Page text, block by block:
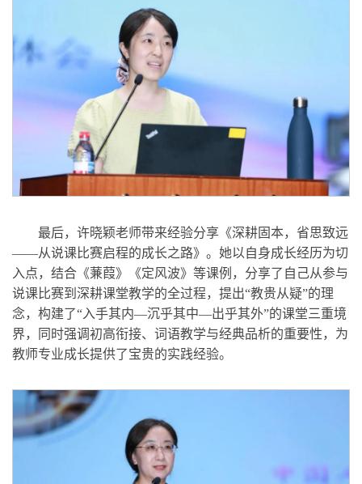
最后，许晓颖老师带来经验分享《深耕固本，省思致远
——从说课比赛启程的成长之路》。她以自身成长经历为切
入点，结合《蒹葭》《定风波》等课例，分享了自己从参与
说课比赛到深耕课堂教学的全过程，提出“教贵从疑”的理
念，构建了“入手其内—沉乎其中—出乎其外”的课堂三重境
界，同时强调初高衔接、词语教学与经典品析的重要性，为
教师专业成长提供了宝贵的实践经验。